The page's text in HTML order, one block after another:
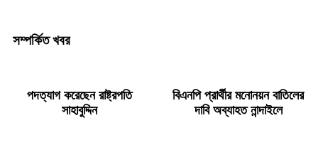
সম্পর্কিত খবর
পদত্যাগ করেছেন রাষ্ট্রপতি
সাহাবুদ্দিন
বিএনপি প্রার্থীর মনোনয়ন বাতিলের
দাবি অব্যাহত নান্দাইলে